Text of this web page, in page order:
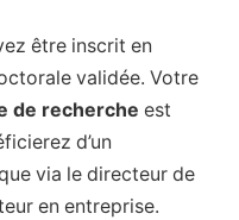
être inscrit en
validée. Votre
de recherche est
d’un
via le directeur de
en entreprise.